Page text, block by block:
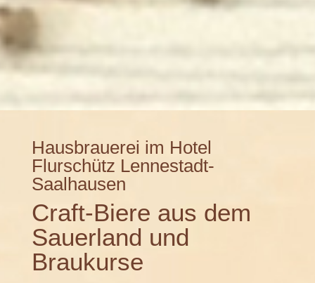
Hausbrauerei im Hotel
Flurschütz Lennestadt-
Saalhausen
Craft-Biere aus dem
Sauerland und
Braukurse